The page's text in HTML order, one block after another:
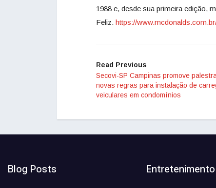
1988 e, desde sua primeira edição,
Feliz. https://
Read Previous
Secovi-SP Campinas promove
novas regras para instalação de
veiculares em condomínios
Blog Posts Entretenimento